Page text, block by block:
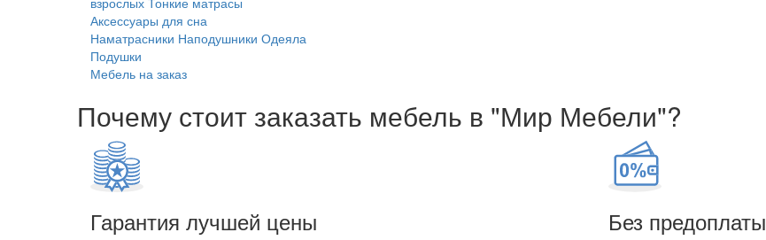
Аксессуары для сна
Наматрасники Наподушники Одеяла
Подушки
Мебель на заказ
Почему стоит заказать мебель в "Мир Мебели"?
Гарантия лучшей цены Без предоплаты